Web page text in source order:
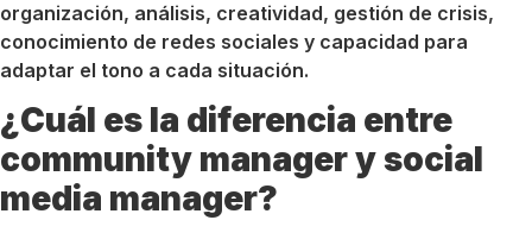
organización, análisis, creatividad, gestión de crisis,
conocimiento de redes sociales y capacidad para
adaptar el tono a cada situación.
¿Cuál es la diferencia entre
community manager y social
media manager?